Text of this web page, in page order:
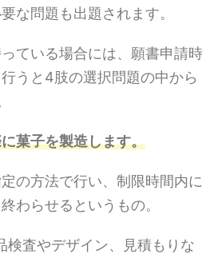
な問題も出題されます。
ている場合には、願書申請時
うと4肢の選択問題の中から
菓子を製造します。
の方法で行い、制限時間内に
わらせるというもの。
検査やデザイン、見積もりな